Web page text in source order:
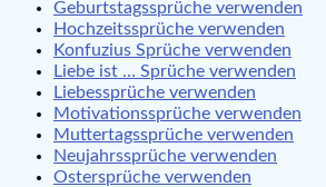
Geburtstagssprüche verwenden
Hochzeitssprüche verwenden
Konfuzius Sprüche verwenden
Liebe ist … Sprüche verwenden
Liebessprüche verwenden
Motivationssprüche verwenden
Muttertagssprüche verwenden
Neujahrssprüche verwenden
Ostersprüche verwenden